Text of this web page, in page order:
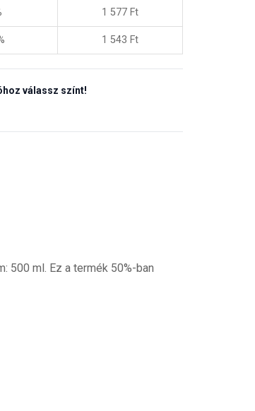
1 577 Ft
1 543 Ft
válassz színt!
500 ml. Ez a termék 50%-ban